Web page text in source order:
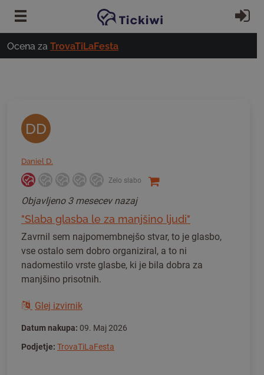
Preskoči na glavno vsebino
Ocena za TrovaTiLaFesta
DD
Daniel D.
Zelo slabo
Objavljeno 3 mesecev nazaj
"Slaba glasba le za manjšino ljudi"
Zavrnil sem najpomembnejšo stvar, to je glasbo,
vse ostalo sem dobro organiziral, a to ni
nadomestilo vrste glasbe, ki je bila dobra za
manjšino prisotnih.
Glej izvirnik
Datum nakupa: 09. Maj 2026
Podjetje: TrovaTiLaFesta